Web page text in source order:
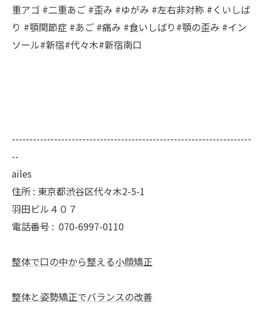
重アゴ #二重あご #歪み #ゆがみ #左右非対称 #くいしば
り #顎関節症 #あご #痛み #食いしばり#顎の歪み #イン
ソール#新宿#代々木#新宿南口
--------------------------------------------------------------------
--
ailes
住所 : 東京都渋谷区代々木2-5-1
羽田ビル４０７
電話番号 : 070-6997-0110
整体で口の中から整える小顔矯正
整体と姿勢矯正でバランスの改善